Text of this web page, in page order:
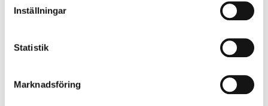
Inställningar
Statistik
Marknadsföring